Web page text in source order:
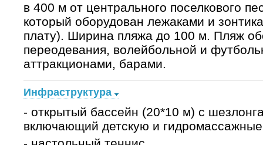
в 400 м от центрального поселкового
который оборудован лежаками и
плату). Ширина пляжа до 100 м. Пляж
переодевания, волейбольной и
аттракционами, барами.
Инфраструктура
- открытый бассейн (20*10 м) c
включающий детскую и